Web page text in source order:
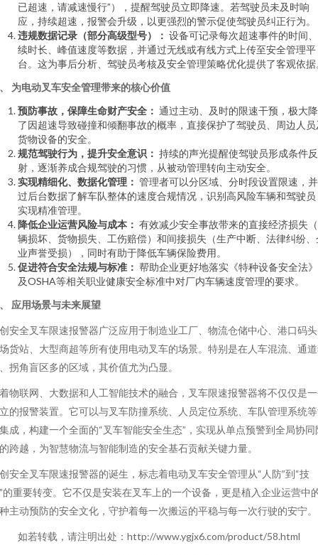
已超速，请减速慢行”），提醒驾驶员立即降速。若驾驶员未及时响
应，持续超速，报警会升级，以更强烈的警示促使驾驶员纠正行为。
违规数据记录（部分高级型号）： 设备可记录每次超速事件的时间
续时长、峰值速度等数据，并通过无线或有线方式上传至安全管理平
台。这为事后分析、驾驶员考核及安全管理策略优化提供了客观依据
为电动叉车安全管理带来的核心价值
预防事故，保障生命财产安全： 通过主动、及时的限速干预，极大
了因超速导致碰撞和倾翻事故的概率，直接保护了驾驶员、周边人员
货物设备的安全。
规范驾驶行为，提升安全意识： 持续的声光提醒使驾驶员形成条件反
射，逐渐养成合规驾驶的习惯，从被动管理转向主动安全。
实现精细化、数据化管理： 管理者可以分区域、分时段设置限速，
过后台数据了解车队整体的速度合规情况，识别高风险车辆和驾驶员
实现精准管理。
降低企业运营风险与成本： 有效减少安全事故带来的直接经济损失
辆损坏、货物损失、工伤赔偿）和间接损失（生产中断、法律纠纷、
业声誉受损），同时有助于降低车辆保险费用。
促进符合安全法规与标准： 帮助企业更好地落实《特种设备安全法
及OSHA等相关职业健康安全标准中对厂内车辆速度管理的要求。
应用场景与未来展望
安全叉车限速报警器广泛应用于制造业工厂、物流仓储中心、港口码
货站、大型商超等所有使用电动叉车的场景。特别是在人车混流、通
拐角盲区多的区域，其价值尤为凸显。
物联网、大数据和人工智能技术的融合，叉车限速报警器将不仅仅是
的报警装置。它可以与叉车防撞系统、人员定位系统、车队管理系统
成，构建一个全面的“叉车智能安全生态”，实现从单点预警到全局协同
跨越，为智慧物流与智能制造的安全基石贡献关键力量。
安全叉车限速报警器的诞生，标志着电动叉车安全管理从“人防”到“技
的重要转变。它不仅是安装在叉车上的一个设备，更是植入企业运营中
主动预防的安全文化，守护着每一次搬运的平稳与每一次行驶的安宁。
如若转载，请注明出处：http://www.ygjx6.com/product/58.html